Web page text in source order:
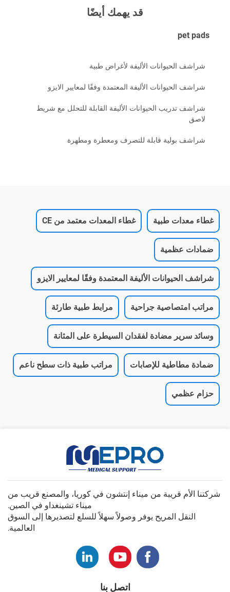
قد يهمك أيضًا
pet pads
شراشف الحيوانات الأليفة لأغراض طبية
شراشف الحيوانات الأليفة المعتمدة وفقًا لمعايير الايزو
شراشف تدريب الحيوانات الأليفة القابلة للتحلل مع شريط
لاصق
شراشف بولية قابلة للتصرف ومعطرة ومطهرة
غطاء معدات طبية غطاء المعدات معتمد من CE
ضمادات عظمية
شراشف الحيوانات الأليفة المعتمدة وفقًا لمعايير الايزو
مراتب امتصاصية جراحية مرابط طبية طارئة
وسائد سرير مضادة لفقدان السيطرة على المثانة
ضمادة مطاطية للإصابات مراتب طبية ذات سطح ناعم
حزام عظمي
شركتنا الأم قريبة من ميناء إنتشون في كوريا، والمصنع قريب من
ميناء تشينغداو في الصين.
النقل المريح يوفر وصولاً سهلاً للسلع لتصديرها إلى السوق
العالمية.
اتصل بنا